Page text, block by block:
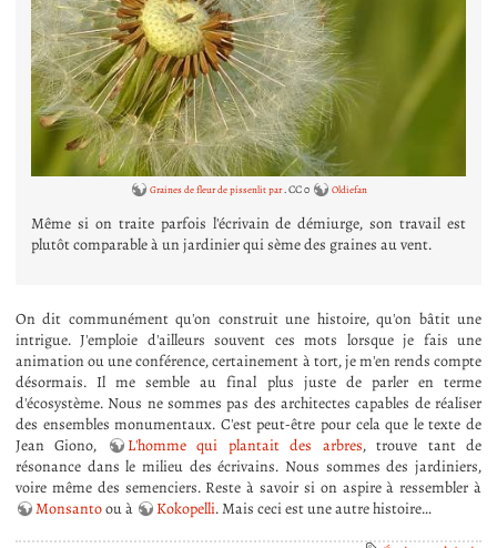
Graines de fleur de pissenlit par. CC 0 Oldiefan
Même si on traite parfois l'écrivain de démiurge, son travail est
plutôt comparable à un jardinier qui sème des graines au vent.
On dit communément qu'on construit une histoire, qu'on bâtit une
intrigue. J'emploie d'ailleurs souvent ces mots lorsque je fais une
animation ou une conférence, certainement à tort, je m'en rends compte
désormais. Il me semble au final plus juste de parler en terme
d'écosystème. Nous ne sommes pas des architectes capables de réaliser
des ensembles monumentaux. C'est peut-être pour cela que le texte de
Jean Giono,
L'homme qui plantait des arbres, trouve tant de
résonance dans le milieu des écrivains. Nous sommes des jardiniers,
voire même des semenciers. Reste à savoir si on aspire à ressembler à
Monsantoou à Kokopelli. Mais ceci est une autre histoire…